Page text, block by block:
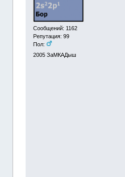
Сообщений: 1162
Репутация: 99
Пол:
2005 ЗаМКАДыш